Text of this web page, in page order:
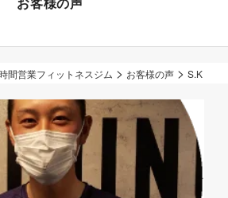
間営業フィットネスジム > お客様の声 > S.K